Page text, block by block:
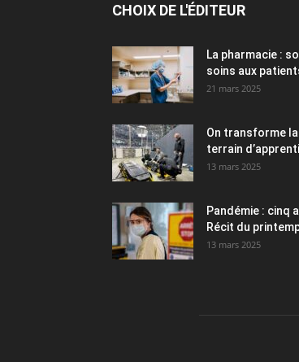
CHOIX DE L'ÉDITEUR
La pharmacie :
soins aux
21 mars 2025
On transforme
terrain
13 mars 2025
Pandémie : cinq
Récit du
13 mars 2025